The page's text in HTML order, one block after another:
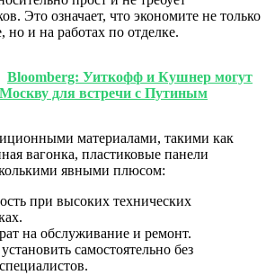
Это означает, что экономите не только
но и на работах по отделке.
Bloomberg: Уиткофф и Кушнер могут
Москву для встречи с Путиным
материалами, такими как
вагонка, пластиковые панели
явными плюсом:
при высоких технических
на обслуживание и ремонт.
самостоятельно без